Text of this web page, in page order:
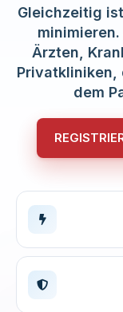
Gleichzeitig
Ärzten,
Privatkliniken,
dem